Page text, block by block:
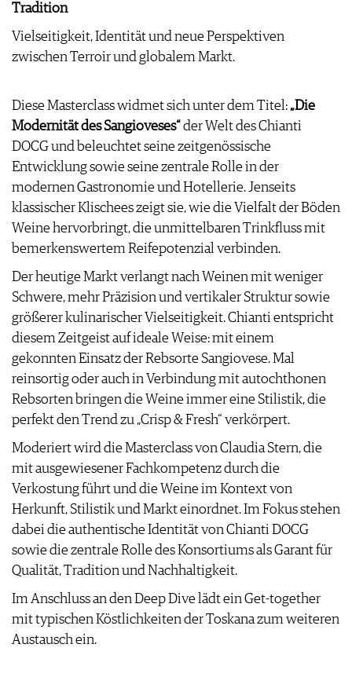
AUSGABE
ARCHIV
BÜCHER
WEINSZENE
PORTRAITS
VINOPHILES
ANMELDEN
AWARDS
VORTEILSWELT
TRINKREIFETABELLE
ABO
WEINSUCHE
NEWSLETTER
WINE TRADE CLUB
REDAKTION
JOBS
AGB & DATENSCHUTZ
Tradition
Vielseitigkeit, Identität und neue Perspektiven
zwischen Terroir und globalem Markt.
Diese Masterclass widmet sich unter dem Titel: „Die
Modernität des Sangioveses“der Welt des Chianti
DOCG und beleuchtet seine zeitgenössische
Entwicklung sowie seine zentrale Rolle in der
modernen Gastronomie und Hotellerie. Jenseits
klassischer Klischees zeigt sie, wie die Vielfalt der Böden
Weine hervorbringt, die unmittelbaren Trinkfluss mit
bemerkenswertem Reifepotenzial verbinden.
Der heutige Markt verlangt nach Weinen mit weniger
Schwere, mehr Präzision und vertikaler Struktur sowie
größerer kulinarischer Vielseitigkeit. Chianti entspricht
diesem Zeitgeist auf ideale Weise: mit einem
gekonnten Einsatz der Rebsorte Sangiovese. Mal
reinsortig oder auch in Verbindung mit autochthonen
Rebsorten bringen die Weine immer eine Stilistik, die
perfekt den Trend zu „Crisp & Fresh“ verkörpert.
Moderiert wird die Masterclass von Claudia Stern, die
mit ausgewiesener Fachkompetenz durch die
Verkostung führt und die Weine im Kontext von
Herkunft, Stilistik und Markt einordnet. Im Fokus stehen
dabei die authentische Identität von Chianti DOCG
sowie die zentrale Rolle des Konsortiums als Garant für
Qualität, Tradition und Nachhaltigkeit.
Im Anschluss an den Deep Dive lädt ein Get-together
mit typischen Köstlichkeiten der Toskana zum weiteren
Austausch ein.